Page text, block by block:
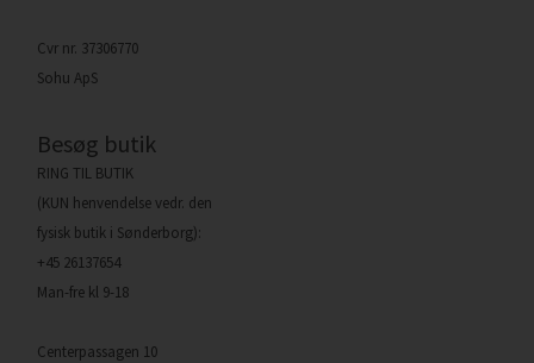
Cvr nr. 37306770
Sohu ApS
Besøg butik
RING TIL BUTIK
(KUN henvendelse vedr. den
fysisk butik i Sønderborg):
+45 26137654
Man-fre kl 9-18
Centerpassagen 10